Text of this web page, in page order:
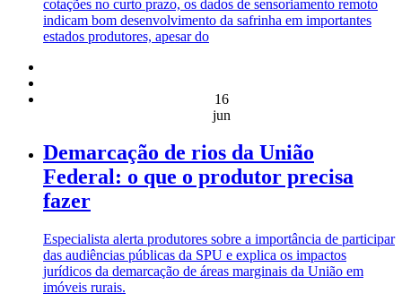
cotações no curto prazo, os dados de sensoriamento remoto
indicam bom desenvolvimento da safrinha em importantes
estados produtores, apesar do
16
jun
Demarcação de rios da União
Federal: o que o produtor precisa
fazer
Especialista alerta produtores sobre a importância de participar
das audiências públicas da SPU e explica os impactos
jurídicos da demarcação de áreas marginais da União em
imóveis rurais.